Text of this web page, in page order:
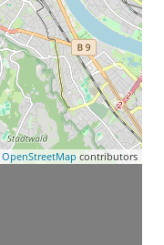
OpenStreetMap contributors